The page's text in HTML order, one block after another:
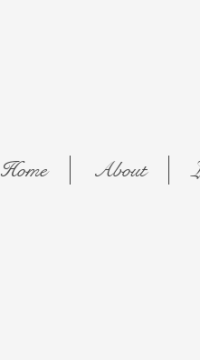
Home About